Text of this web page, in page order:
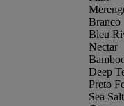
Branco
Bleu
Nectar
Deep
Preto
Sea Salt